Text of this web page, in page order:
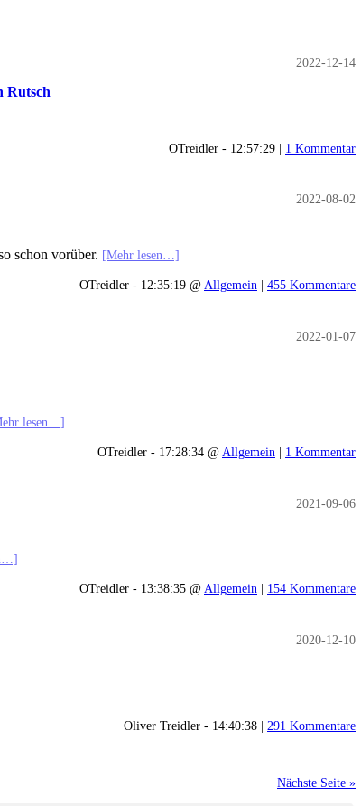
2022-12-14
Rutsch
OTreidler - 12:57:29 | 1 Kommentar
2022-08-02
schon vorüber. [Mehr lesen…]
OTreidler - 12:35:19 @ Allgemein | 455 Kommentare
2022-01-07
lesen…]
OTreidler - 17:28:34 @Allgemein | 1 Kommentar
2021-09-06
OTreidler - 13:38:35 @Allgemein | 154 Kommentare
2020-12-10
Oliver Treidler - 14:40:38 | 291 Kommentare
Nächste Seite »